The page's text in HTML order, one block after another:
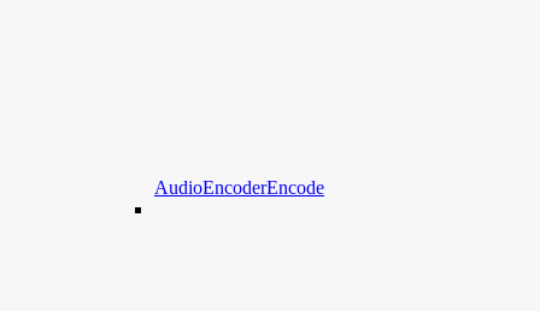
AudioEncoderEncode